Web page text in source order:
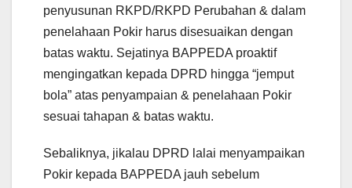
penyusunan RKPD/RKPD Perubahan & dalam
penelahaan Pokir harus disesuaikan dengan
batas waktu. Sejatinya BAPPEDA proaktif
mengingatkan kepada DPRD hingga “jemput
bola” atas penyampaian & penelahaan Pokir
sesuai tahapan & batas waktu.
Sebaliknya, jikalau DPRD lalai menyampaikan
Pokir kepada BAPPEDA jauh sebelum